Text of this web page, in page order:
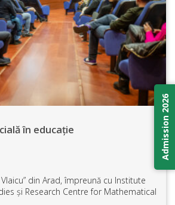
în educație
din Arad, împreună cu Institute
și Research Centre for Mathematical
Admission 2026